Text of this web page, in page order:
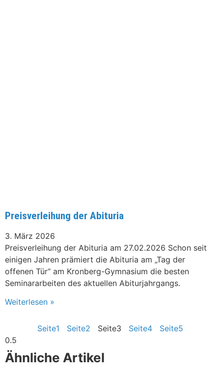
Preisverleihung der Abituria
3. März 2026
Preisverleihung der Abituria am 27.02.2026 Schon seit
einigen Jahren prämiert die Abituria am „Tag der
offenen Tür“ am Kronberg-Gymnasium die besten
Seminararbeiten des aktuellen Abiturjahrgangs.
Weiterlesen »
Seite1 Seite2 Seite3 Seite4 Seite5
Ähnliche Artikel